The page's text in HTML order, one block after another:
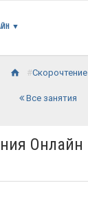
▼
Скорочтение
Все занятия
Онлайн